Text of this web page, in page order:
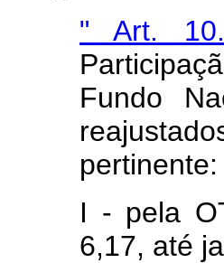
" Art.
Fundo
pertinente:
I - pela
6,17, até